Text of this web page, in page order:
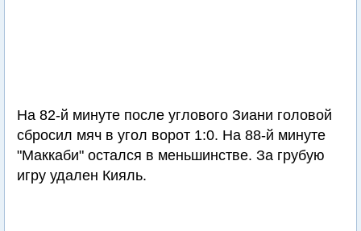
На 82-й минуте после углового Зиани головой
сбросил мяч в угол ворот 1:0. На 88-й минуте
"Маккаби" остался в меньшинстве. За грубую
игру удален Кияль.